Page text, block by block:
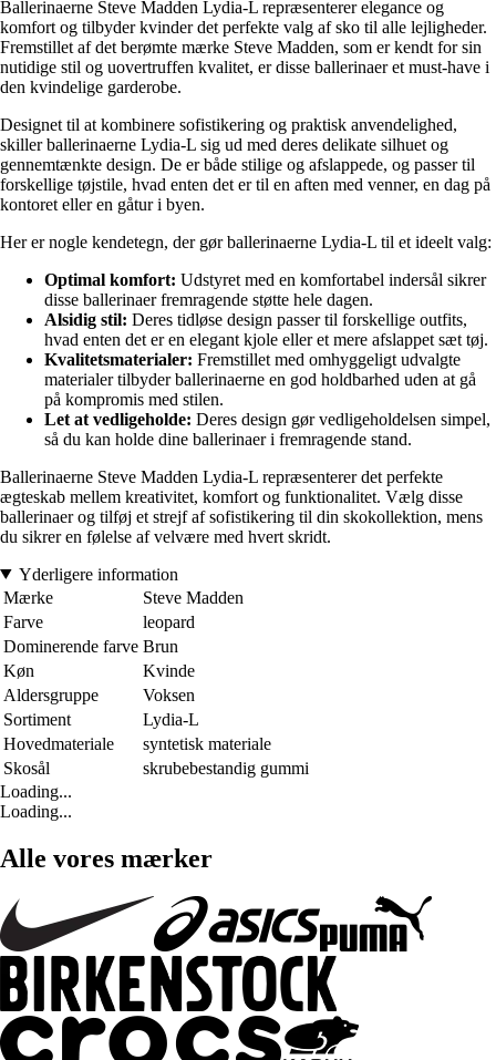
Ballerinaerne Steve Madden Lydia-L repræsenterer elegance og
komfort og tilbyder kvinder det perfekte valg af sko til alle lejligheder.
Fremstillet af det berømte mærke Steve Madden, som er kendt for sin
nutidige stil og uovertruffen kvalitet, er disse ballerinaer et must-have i
den kvindelige garderobe.
Designet til at kombinere sofistikering og praktisk anvendelighed,
skiller ballerinaerne Lydia-L sig ud med deres delikate silhuet og
gennemtænkte design. De er både stilige og afslappede, og passer til
forskellige tøjstile, hvad enten det er til en aften med venner, en dag på
kontoret eller en gåtur i byen.
Her er nogle kendetegn, der gør ballerinaerne Lydia-L til et ideelt valg:
Optimal komfort: Udstyret med en komfortabel indersål sikrer
disse ballerinaer fremragende støtte hele dagen.
Alsidig stil: Deres tidløse design passer til forskellige outfits,
hvad enten det er en elegant kjole eller et mere afslappet sæt tøj.
Kvalitetsmaterialer: Fremstillet med omhyggeligt udvalgte
materialer tilbyder ballerinaerne en god holdbarhed uden at gå
på kompromis med stilen.
Let at vedligeholde: Deres design gør vedligeholdelsen simpel,
så du kan holde dine ballerinaer i fremragende stand.
Ballerinaerne Steve Madden Lydia-L repræsenterer det perfekte
ægteskab mellem kreativitet, komfort og funktionalitet. Vælg disse
ballerinaer og tilføj et strejf af sofistikering til din skokollektion, mens
du sikrer en følelse af velvære med hvert skridt.
Yderligere information
Mærke
Steve Madden
Farve
leopard
Dominerende farve Brun
Køn
Kvinde
Aldersgruppe
Voksen
Sortiment
Lydia-L
Hovedmateriale
syntetisk materiale
Skosål
skrubebestandig gummi
Loading...
Loading...
Alle vores mærker